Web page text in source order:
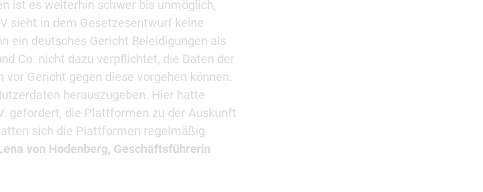
ist es weiterhin schwer bis unmöglich,
sieht in dem Gesetzesentwurf keine
ein deutsches Gericht Beleidigungen als
Co. nicht dazu verpflichtet, die Daten der
Gericht gegen diese vorgehen können.
herauszugeben. Hier hatte
gefordert, die Plattformen zu der Auskunft
sich die Plattformen regelmäßig
von Hodenberg, Geschäftsführerin